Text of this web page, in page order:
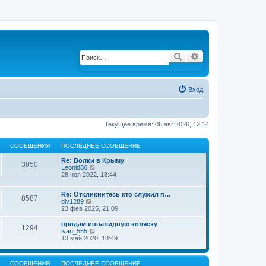
Поиск
Вход
Текущее время: 06 авг 2026, 12:14
СООБЩЕНИЯ ПОСЛЕДНЕЕ СООБЩЕНИЕ
3050
Re: Волки в Крыму
Leonid86
е
е
й
и
к
п
с
е
д
28 ноя 2022, 18:44
8587
Re: Откликнитесь кто служил п…
div1289
е
р
е
й
т
к
п
23 фев 2025, 21:09
1294
продам инвалидную коляску
ivan_555
е
е
13 май 2020, 18:49
СООБЩЕНИЯ ПОСЛЕДНЕЕ СООБЩЕНИЕ